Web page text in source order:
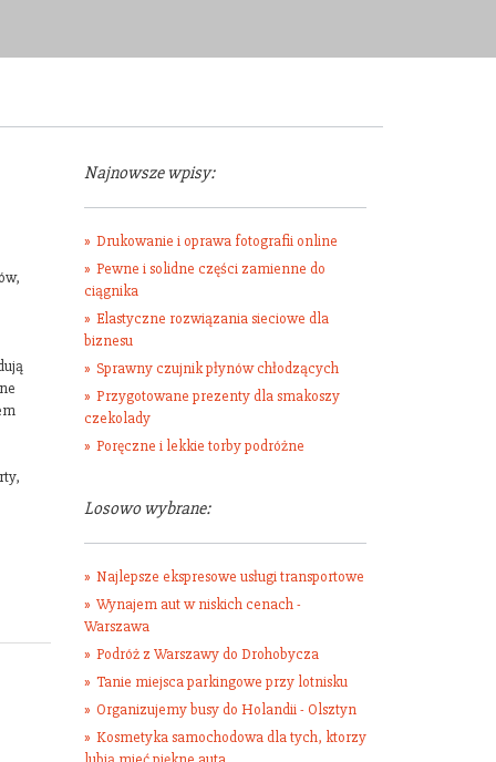
Najnowsze wpisy:
Drukowanie i oprawa fotografii online
Pewne i solidne części zamienne do
ciągnika
Elastyczne rozwiązania sieciowe dla
biznesu
Sprawny czujnik płynów chłodzących
Przygotowane prezenty dla smakoszy
czekolady
Poręczne i lekkie torby podróżne
Losowo wybrane:
Najlepsze ekspresowe usługi transportowe
Wynajem aut w niskich cenach -
Warszawa
Podróż z Warszawy do Drohobycza
Tanie miejsca parkingowe przy lotnisku
Organizujemy busy do Holandii - Olsztyn
Kosmetyka samochodowa dla tych, ktorzy